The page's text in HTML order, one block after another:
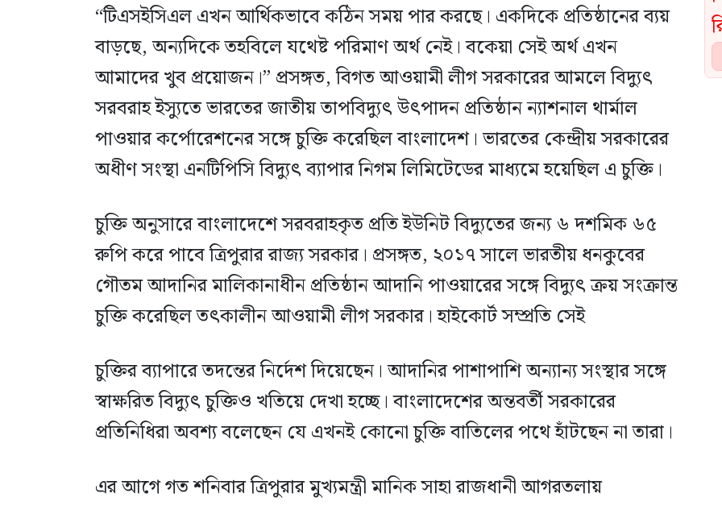
“টিএসইসিএল এখন আর্থিকভাবে কঠিন সময় পার করছে। একদিকে প্রতিষ্ঠানের ব্যয়
বাড়ছে, অন্যদিকে তহবিলে যথেষ্ট পরিমাণ অর্থ নেই। বকেয়া সেই অর্থ এখন
আমাদের খুব প্রয়োজন।” প্রসঙ্গত, বিগত আওয়ামী লীগ সরকারের আমলে বিদ্যুৎ
সরবরাহ ইস্যুতে ভারতের জাতীয় তাপবিদ্যুৎ উৎপাদন প্রতিষ্ঠান ন্যাশনাল থার্মাল
পাওয়ার কর্পোরেশনের সঙ্গে চুক্তি করেছিল বাংলাদেশ। ভারতের কেন্দ্রীয় সরকারের
অধীণ সংস্থা এনটিপিসি বিদ্যুৎ ব্যাপার নিগম লিমিটেডের মাধ্যমে হয়েছিল এ চুক্তি।
চুক্তি অনুসারে বাংলাদেশে সরবরাহকৃত প্রতি ইউনিট বিদ্যুতের জন্য ৬ দশমিক ৬৫
রুপি করে পাবে ত্রিপুরার রাজ্য সরকার। প্রসঙ্গত, ২০১৭ সালে ভারতীয় ধনকুবের
গৌতম আদানির মালিকানাধীন প্রতিষ্ঠান আদানি পাওয়ারের সঙ্গে বিদ্যুৎ ক্রয় সংক্রান্ত
চুক্তি করেছিল তৎকালীন আওয়ামী লীগ সরকার। হাইকোর্ট সম্প্রতি সেই
চুক্তির ব্যাপারে তদন্তের নির্দেশ দিয়েছেন। আদানির পাশাপাশি অন্যান্য সংস্থার সঙ্গে
স্বাক্ষরিত বিদ্যুৎ চুক্তিও খতিয়ে দেখা হচ্ছে। বাংলাদেশের অন্তবর্তী সরকারের
প্রতিনিধিরা অবশ্য বলেছেন যে এখনই কোনো চুক্তি বাতিলের পথে হাঁটছেন না তারা।
এর আগে গত শনিবার ত্রিপুরার মুখ্যমন্ত্রী মানিক সাহা রাজধানী আগরতলায়